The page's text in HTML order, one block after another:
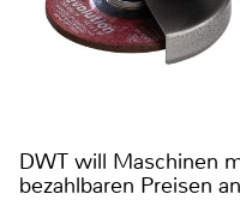
DWT will Maschinen
bezahlbaren Preisen